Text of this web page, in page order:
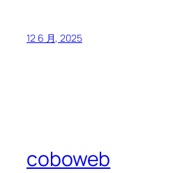
12 6 月, 2025
coboweb